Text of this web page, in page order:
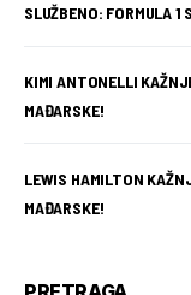
SLUŽBENO: FORMULA 1
KIMI ANTONELLI
MAĐARSKE!
LEWIS HAMILTON
MAĐARSKE!